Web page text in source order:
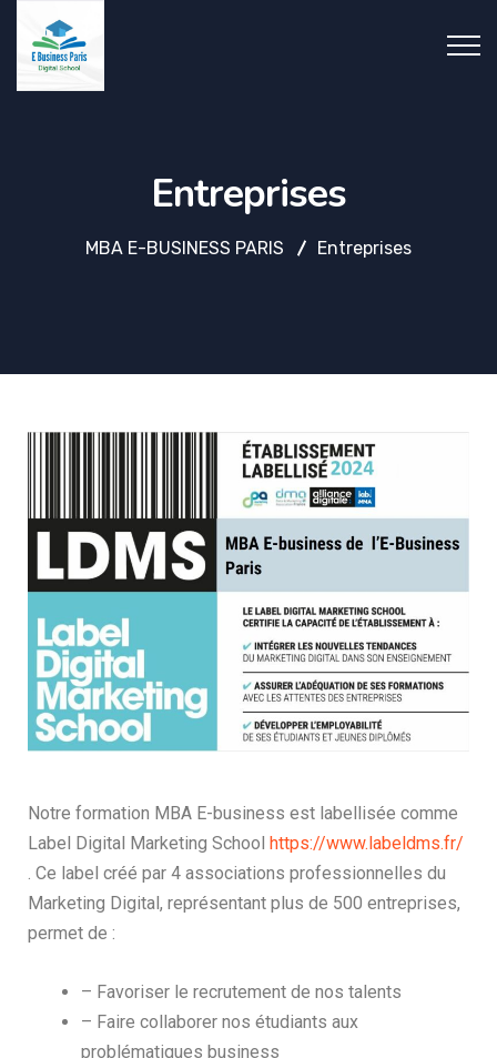
Entreprises
MBA E-BUSINESS PARIS Entreprises
Notre formation MBA E-business est labellisée comme
Label Digital Marketing School https://www.labeldms.fr/
. Ce label créé par 4 associations professionnelles du
Marketing Digital, représentant plus de 500 entreprises,
permet de :
– Favoriser le recrutement de nos talents
– Faire collaborer nos étudiants aux
problématiques business